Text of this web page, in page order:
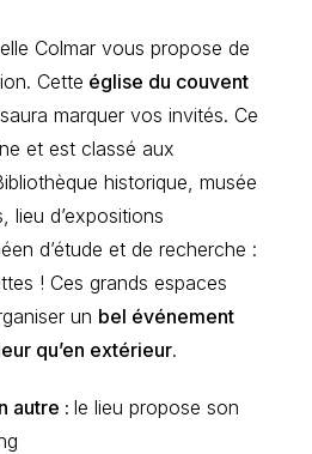
Colmar vous propose de
Cette église du couvent
saura marquer vos invités. Ce
et est classé aux
historique, musée
lieu d’expositions
d’étude et de recherche :
! Ces grands espaces
un bel événement
qu’en extérieur.
autre : le lieu propose son